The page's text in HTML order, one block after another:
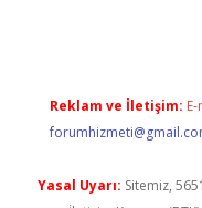
Reklam ve İletişim:
Yasal Uyarı: Sitemiz,